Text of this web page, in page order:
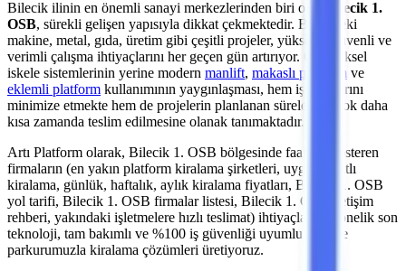
Bilecik ilinin en önemli sanayi merkezlerinden biri olan
Bilecik 1.
OSB, sürekli gelişen yapısıyla dikkat çekmektedir. Bölgedeki
makine, metal, gıda, üretim gibi çeşitli projeler, yüksekte güvenli ve
verimli çalışma ihtiyaçlarını her geçen gün artırıyor. Geleneksel
iskele sistemlerinin yerine modern manlift, makaslı platform ve
eklemli platform kullanımının yaygınlaşması, hem iş kazalarını
minimize etmekte hem de projelerin planlanan sürelerden çok daha
kısa zamanda teslim edilmesine olanak tanımaktadır.
Artı Platform olarak, Bilecik 1. OSB bölgesinde faaliyet gösteren
firmaların (en yakın platform kiralama şirketleri, uygun fiyatlı
kiralama, günlük, haftalık, aylık kiralama fiyatları, Bilecik 1. OSB
yol tarifi, Bilecik 1. OSB firmalar listesi, Bilecik 1. OSB iletişim
rehberi, yakındaki işletmelere hızlı teslimat) ihtiyaçlarına yönelik son
teknoloji, tam bakımlı ve %100 iş güvenliği uyumlu makine
parkurumuzla kiralama çözümleri üretiyoruz.